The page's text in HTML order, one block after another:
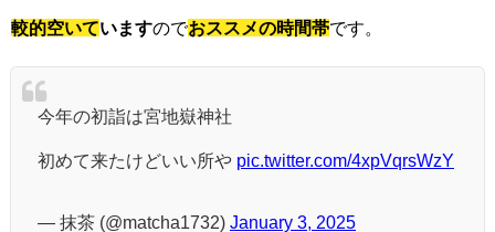
較的空いていますのでおススメの時間帯です。
今年の初詣は宮地嶽神社
初めて来たけどいい所や pic.twitter.com/4xpVqrsWzY
— 抹茶 (@matcha1732) January 3, 2025